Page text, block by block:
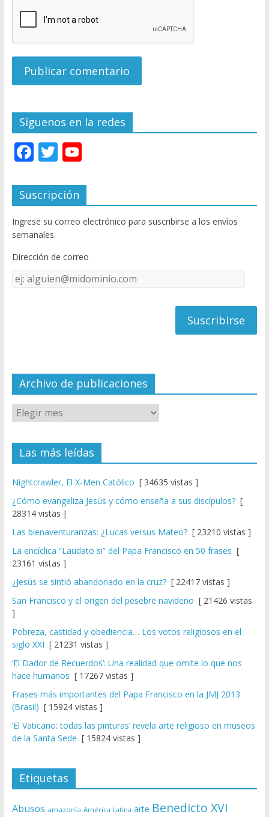
Síguenos en la redes
F
e
b
o
o
k
T
itt
er
Y
u
T
u
e
C
el
Suscripción
Ingrese su correo electrónico para suscribirse a los envíos
semanales.
Dirección de correo
Dirección
de
Archivo de publicaciones
Las más leídas
Nightcrawler, El X-Men Católico [ 34635 vistas ]
¿Cómo evangeliza Jesús y cómo enseña a sus discípulos?[
28314 vistas ]
Las bienaventuranzas: ¿Lucas versus Mateo?[ 23210 vistas ]
La encíclica “Laudato si” del Papa Francisco en 50 frases [
23161 vistas ]
¿Jesús se sintió abandonado en la cruz?[ 22417 vistas ]
San Francisco y el origen del pesebre navideño [ 21426 vistas
]
Pobreza, castidad y obediencia… Los votos religiosos en el
siglo XXI [ 21231 vistas ]
‘El Dador de Recuerdos’: Una realidad que omite lo que nos
hace humanos [ 17267 vistas ]
Frases más importantes del Papa Francisco en la JMJ 2013
(Brasil) [ 15924 vistas ]
‘El Vaticano: todas las pinturas’ revela arte religioso en museos
de la Santa Sede [ 15824 vistas ]
Etiquetas
Abusos amazonía América Latina arte Benedicto XVI